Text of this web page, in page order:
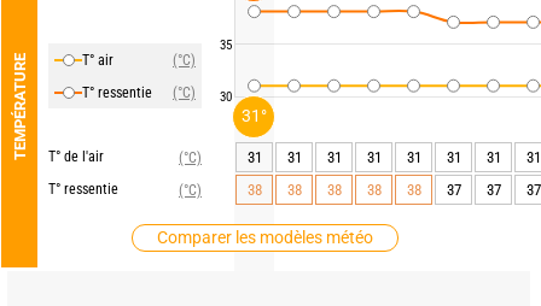
TEMPÉRATURE T° air
(°C)
T° ressentie
(°C)
T° de l'air
(°C)
T° ressentie
(°C)
Comparer les modèles météo
35
30
31 31 31 31 31 31 31
31
38
38 38 38 38 37 37 37
31°